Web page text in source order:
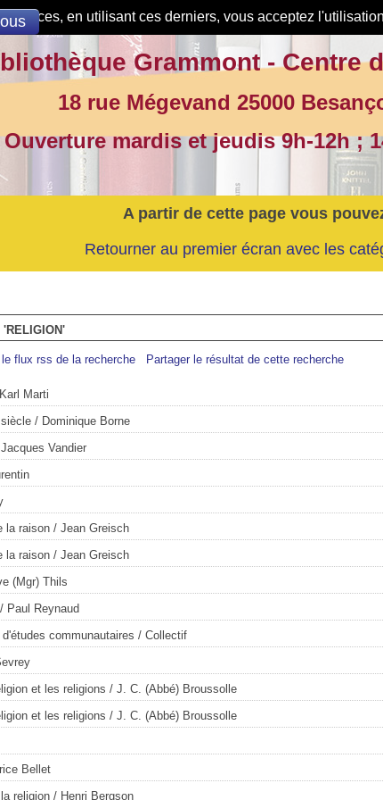
en utilisant ces derniers, vous acceptez
A partir de cette page vous
Retourner au premier écran avec les
le flux rss de la recherche Partager le résultat de cette recherche
Marti
/ Dominique Borne
Vandier
la raison/ Jean Greisch
la raison/ Jean Greisch
(Mgr) Thils
Paul Reynaud
communautaires / Collectif
et les religions / J. C. (Abbé) Broussolle
et les religions / J. C. (Abbé) Broussolle
Bellet
religion/ Henri Bergson
Grammont - Centre
18 rue Mégevand 25000
Ouverture mardis et jeudis 9h-12h ;